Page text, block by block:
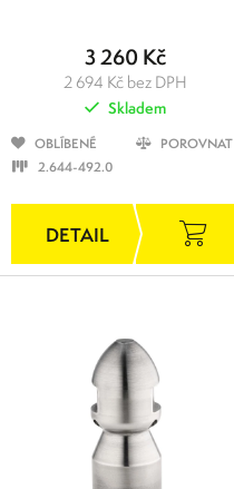
3 260 Kč
2 694 Kč bez DPH
Skladem
OBLÍBENÉ
POROVNAT
2.644-492.0